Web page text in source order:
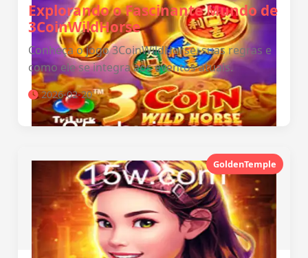
Explorando o Fascinante Mundo de
3CoinWildHorse
Conheça o jogo 3CoinWildHorse, suas regras e
como ele se integra aos eventos atuais.
2026-02-20
GoldenTemple